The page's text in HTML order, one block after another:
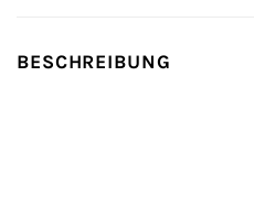
BESCHREIBUNG